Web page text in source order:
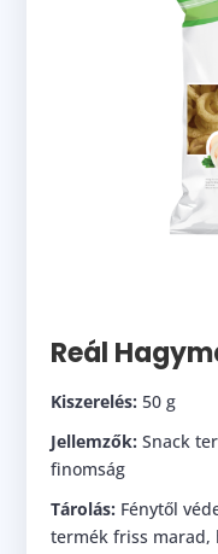
Reál
Kiszerelés: 50 g
Jellemzők: Snack
finomság
Tárolás: Fénytől
termék friss marad,